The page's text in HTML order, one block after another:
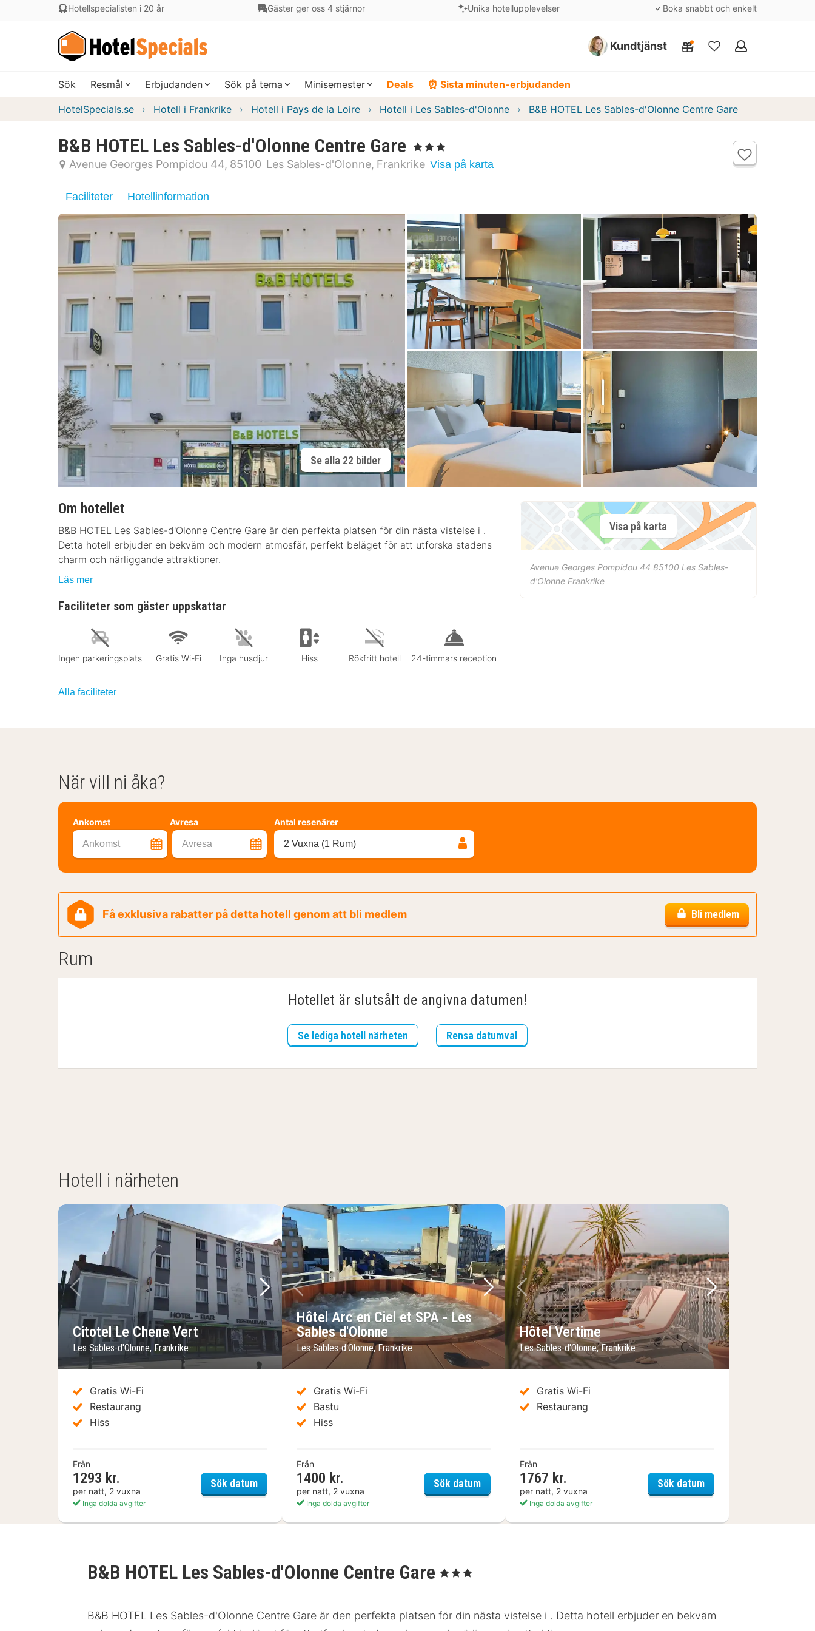
Hotellspecialisten i 20 år Gäster ger oss 4 stjärnor Unika hotellupplevelser Boka snabbt och enkelt
Kundtjänst
Mina
Sök Resmål Erbjudanden Sök på tema Minisemester Deals ⏰ Sista minuten-erbjudanden
HotelSpecials.se Hotell i Frankrike Hotell i Pays de la Loire Hotell i Les Sables-d'Olonne B&B HOTEL Les Sables-d'Olonne Centre Gare
B&B HOTEL Les Sables-d'Olonne Centre Gare , 3 Stjärnor
Avenue Georges Pompidou 44 85100 Les Sables-d'Olonne Frankrike Visa på karta
Faciliteter Hotellinformation
Se alla 22 bilder
Om hotellet
B&B HOTEL Les Sables-d'Olonne Centre Gare är den perfekta platsen för din nästa vistelse i .
Detta hotell erbjuder en bekväm och modern atmosfär, perfekt beläget för att utforska stadens
charm och närliggande attraktioner.
Läs mer
Faciliteter som gäster uppskattar
Ingen parkeringsplats Gratis Wi-Fi Inga husdjur Hiss Rökfritt hotell 24-timmars reception
Alla faciliteter
Visa på karta
Avenue Georges Pompidou 44 85100 Les Sables-
d'Olonne Frankrike
När vill ni åka?
Ankomst Avresa
Ankomst Avresa
Antal resenärer
2 Vuxna (1 Rum)
Få exklusiva rabatter på detta hotell genom att bli medlem Bli medlem
Rum
Hotellet är slutsålt de angivna datumen!
Se lediga hotell närheten Rensa datumval
Hotell i närheten
Föregående bild
Nästa bild
Citotel Le Chene Vert
Les Sables-d'Olonne, Frankrike
Gratis Wi-Fi
Restaurang
Hiss
Från
1293 kr.
per natt, 2 vuxna
Inga dolda avgifter
Sök datumCitotel Le Chene Vert
Föregående bild
Nästa bild
Hôtel Arc en Ciel et SPA - Les
Sables d'Olonne
Les Sables-d'Olonne, Frankrike
Gratis Wi-Fi
Bastu
Hiss
Från
1400 kr.
per natt, 2 vuxna
Inga dolda avgifter
Sök datumHôtel Arc en Ciel et SPA - Les Sables d'Olonne
Föregående bild
Nästa bild
Hôtel Vertime
Les Sables-d'Olonne, Frankrike
Gratis Wi-Fi
Restaurang
Från
1767 kr.
per natt, 2 vuxna
Inga dolda avgifter
Sök datumHôtel Vertime
B&B HOTEL Les Sables-d'Olonne Centre Gare , 3 Stjärnor
B&B HOTEL Les Sables-d'Olonne Centre Gare är den perfekta platsen för din nästa vistelse i . Detta hotell erbjuder en bekväm